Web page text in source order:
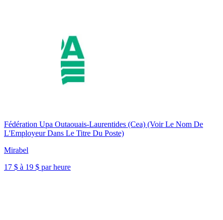
Fédération Upa Outaouais-Laurentides (Cea) (Voir Le Nom De
L'Employeur Dans Le Titre Du Poste)
Mirabel
17 $ à 19 $ par heure